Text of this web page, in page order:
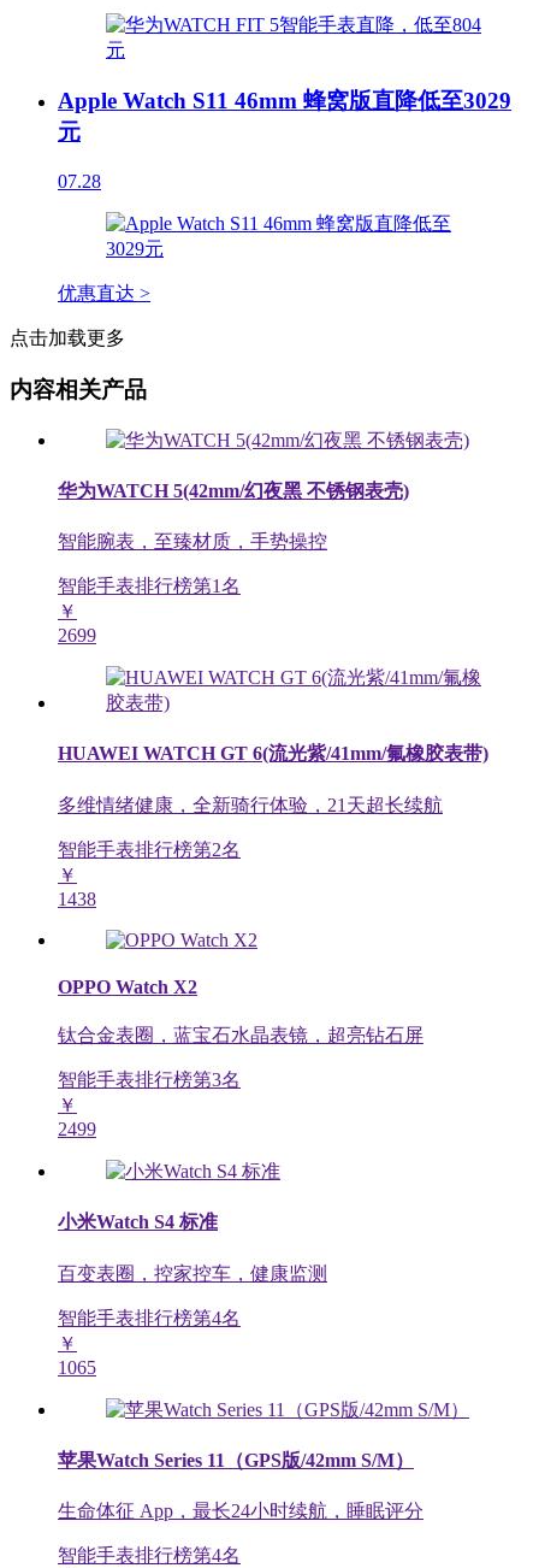
Apple Watch S11 46mm 蜂窝版直降低至3029
元
07.28
优惠直达 >
点击加载更多
内容相关产品
华为WATCH 5(42mm/幻夜黑 不锈钢表壳)
智能腕表，至臻材质，手势操控
智能手表排行榜第1名
￥
2699
HUAWEI WATCH GT 6(流光紫/41mm/氟橡胶表带)
多维情绪健康，全新骑行体验，21天超长续航
智能手表排行榜第2名
￥
1438
OPPO Watch X2
钛合金表圈，蓝宝石水晶表镜，超亮钻石屏
智能手表排行榜第3名
￥
2499
小米Watch S4 标准
百变表圈，控家控车，健康监测
智能手表排行榜第4名
￥
1065
苹果Watch Series 11（GPS版/42mm S/M）
生命体征 App，最长24小时续航，睡眠评分
智能手表排行榜第4名